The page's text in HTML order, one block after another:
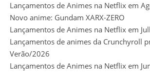
Lançamentos de Animes na Netflix em
Novo anime: Gundam XARX-ZERO
Lançamentos de Animes na Netflix em
Lançamentos de animes da Crunchyroll
Verão/2026
Lançamentos de Animes na Netflix em